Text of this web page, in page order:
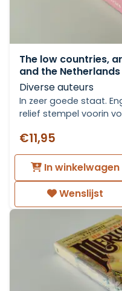
The low countries,
and the Netherlands
Diverse auteurs
In zeer goede staat.
relief stempel voorin
€11,95
In winkelwagen
Wenslijst